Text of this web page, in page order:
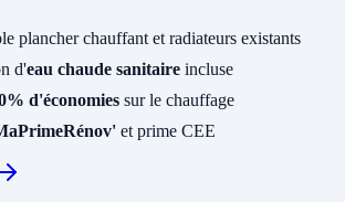
plancher chauffant et radiateurs existants
d'eau chaude sanitaire incluse
d'économies sur le chauffage
et prime CEE